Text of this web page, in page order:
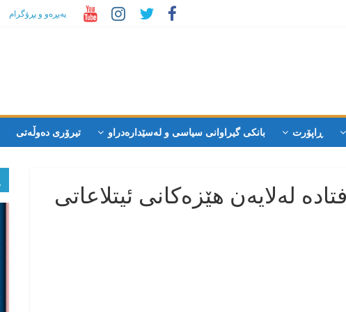
پەیڕەو و پڕۆگرام
ڕاپۆرت بانکی گیراوانی سیاسی و لەسێدارەدراو تیرۆری دەوڵەتی
لەلایەن هێزەکانی ئیتلاعاتی